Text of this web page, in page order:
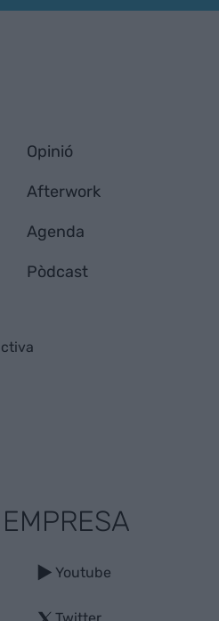
Opinió
Afterwork
Agenda
Pòdcast
Youtube